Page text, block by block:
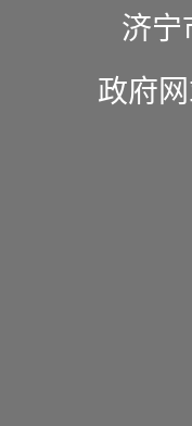
济宁
政府